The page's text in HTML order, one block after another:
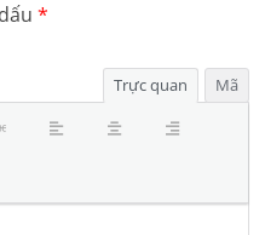
*
Trực quan Mã